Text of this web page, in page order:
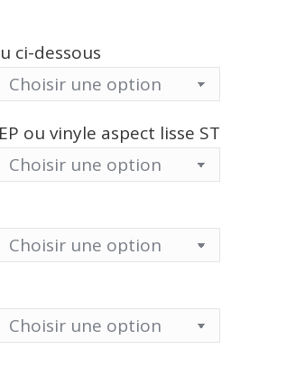
ci-dessous
ou vinyle aspect lisse ST